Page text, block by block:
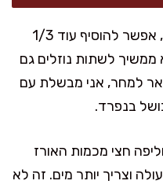
אם אתם אוהבים מרק סמיך יותר, אפשר להוסיף עוד 1/3
ממשיך לשתות נוזלים גם
למחר, אני מבשלת עם
בנפרד.
חצי מכמות האורז
וצריך יותר מים. זה לא